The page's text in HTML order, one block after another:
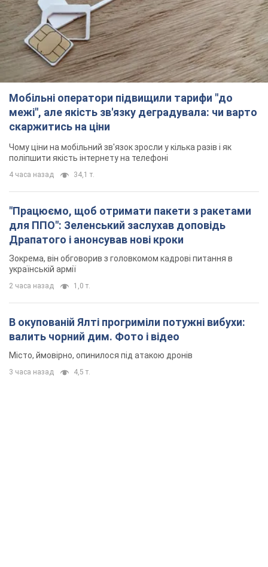
Мобільні оператори підвищили тарифи "до
межі", але якість зв'язку деградувала: чи варто
скаржитись на ціни
Чому ціни на мобільний зв'язок зросли у кілька разів і як
поліпшити якість інтернету на телефоні
4 часа назад 34,1 т.
"Працюємо, щоб отримати пакети з ракетами
для ППО": Зеленський заслухав доповідь
Драпатого і анонсував нові кроки
Зокрема, він обговорив з головкомом кадрові питання в
українській армії
2 часа назад 1,0 т.
В окупованій Ялті прогриміли потужні вибухи:
валить чорний дим. Фото і відео
Місто, ймовірно, опинилося під атакою дронів
3 часа назад 4,5 т.